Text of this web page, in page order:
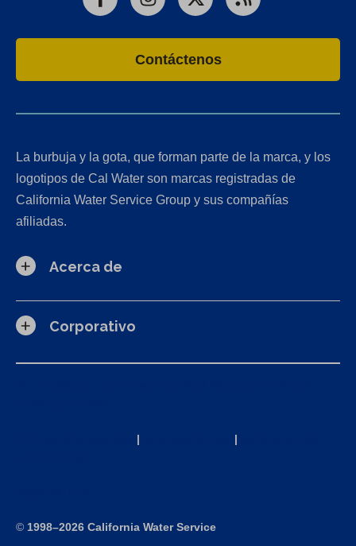
FacebookInstagram
X RSS
Contáctenos
La burbuja y la gota, que forman parte de la marca, y los
logotipos de Cal Water son marcas registradas de
California Water Service Group y sus compañías
afiliadas.
Acerca de
Corporativo
| |
© 1998–2026 California Water Service